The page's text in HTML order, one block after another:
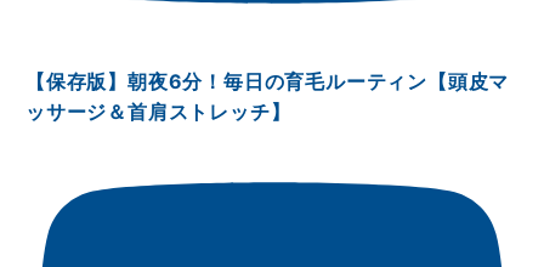
【保存版】朝夜6分！毎日の育毛ルーティン【頭皮マ
ッサージ＆首肩ストレッチ】